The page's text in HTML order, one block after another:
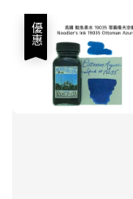
優惠